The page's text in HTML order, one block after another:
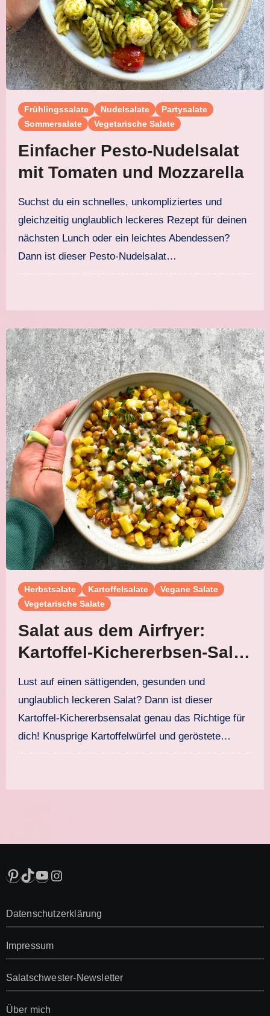
Frühlingssalate Nudelsalate
Partysalate
Sommersalate
Vegetarische Salate
Einfacher Pesto-Nudelsalat
mit Tomaten und Mozzarella
Suchst du ein schnelles, unkompliziertes und
gleichzeitig unglaublich leckeres Rezept für deinen
nächsten Lunch oder ein leichtes Abendessen?
Dann ist dieser Pesto-Nudelsalat…
Herbstsalate Kartoffelsalate
Vegane Salate
Vegetarische Salate
Salat aus dem Airfryer:
Kartoffel-Kichererbsen-Salat
mit Joghurtdressing
Lust auf einen sättigenden, gesunden und
unglaublich leckeren Salat? Dann ist dieser
Kartoffel-Kichererbsensalat genau das Richtige für
dich! Knusprige Kartoffelwürfel und geröstete…
Pinterest
TikTok
YouTube
Instagram
Datenschutzerklärung
Impressum
Salatschwester-Newsletter
Über mich